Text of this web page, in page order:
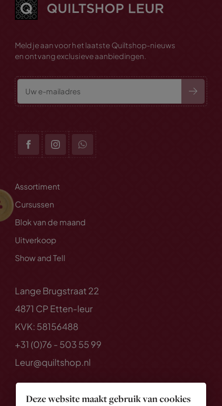
Deze website maakt gebruik van cookies
Meld je aan voor het laatste Quiltshop-nieuws
en ontvang exclusieve aanbiedingen.
Assortiment
Cursussen
Blok van de maand
Uitverkoop
Show and Tell
Lange Brugstraat 22
4871 CP Etten-leur
KVK: 58156488
+31 (0)76 - 503 55 99
Leur@quiltshop.nl